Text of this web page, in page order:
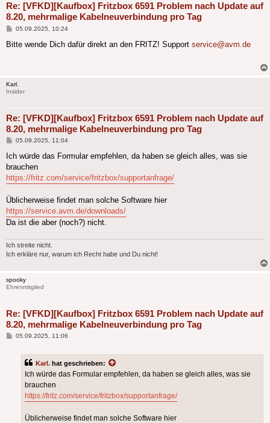
Re: [VFKD][Kaufbox] Fritzbox 6591 Problem nach Update auf
8.20, mehrmalige Kabelneuverbindung pro Tag
Beitrag
05.09.2025, 10:24
Bitte wende Dich dafür direkt an den FRITZ! Support service@avm.de
Karl.
Insider
Re: [VFKD][Kaufbox] Fritzbox 6591 Problem nach Update auf
8.20, mehrmalige Kabelneuverbindung pro Tag
Beitrag
05.09.2025, 11:04
Ich würde das Formular empfehlen, da haben se gleich alles, was sie
brauchen
https://fritz.com/service/fritzbox/supportanfrage/
Üblicherweise findet man solche Software hier
https://service.avm.de/downloads/
Da ist die aber (noch?) nicht.
Ich streite nicht.
Ich erkläre nur, warum ich Recht habe und Du nicht!
spooky
Ehrenmitglied
Re: [VFKD][Kaufbox] Fritzbox 6591 Problem nach Update auf
8.20, mehrmalige Kabelneuverbindung pro Tag
Beitrag
05.09.2025, 11:06
Karl. hat geschrieben:
Ich würde das Formular empfehlen, da haben se gleich alles, was sie
brauchen
https://fritz.com/service/fritzbox/supportanfrage/
Üblicherweise findet man solche Software hier